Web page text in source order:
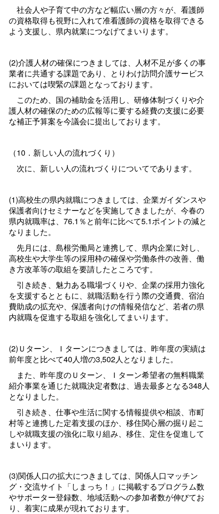
社会人や子育て中の方など幅広い層の方々が、看護師
の資格取得も視野に入れて准看護師の資格を取得できる
よう支援し、県内就業につなげてまいります。
(2)介護人材の確保につきましては、人材不足が多くの事
業者に共通する課題であり、とりわけ訪問介護サービス
においては喫緊の課題となっております。
このため、国の補助金を活用し、研修体制づくりや介
護人材の確保のための広報等に要する経費の支援に必要
な補正予算案を今議会に提出しております。
（10．新しい人の流れづくり）
次に、新しい人の流れづくりについてであります。
(1)高校生の県内就職につきましては、企業ガイダンスや
保護者向けセミナーなどを実施してきましたが、今春の
県内就職率は、76.1％と前年に比べて5.1ポイントの減と
なりました。
先月には、島根労働局と連携して、県内企業に対し、
高校生や大学生等の採用枠の確保や労働条件の改善、働
き方改革等の取組を要請したところです。
引き続き、魅力ある職場づくりや、企業の採用力強化
を支援するとともに、就職活動を行う際の交通費、宿泊
費助成の拡充や、保護者向けの情報発信など、若者の県
内就職を促進する取組を強化してまいります。
(2)Ｕターン、Ｉターンにつきましては、昨年度の実績は
前年度と比べて40人増の3,502人となりました。
また、昨年度のＵターン、Ｉターン希望者の無料職業
紹介事業を通じた就職決定者数は、過去最多となる348人
となりました。
引き続き、仕事や生活に関する情報提供や相談、市町
村等と連携した定着支援のほか、移住関心層の掘り起こ
しや就職支援の強化に取り組み、移住、定住を促進して
まいります。
(3)関係人口の拡大につきましては、関係人口マッチン
グ・交流サイト「しまっち！」に掲載するプログラム数
やサポーター登録数、地域活動への参加者数が伸びてお
り、着実に成果が現れております。